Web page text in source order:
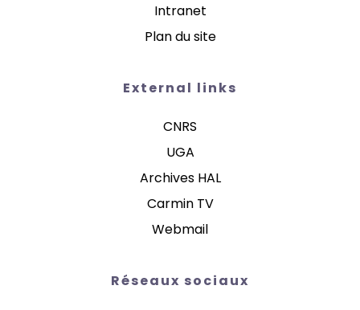
Intranet
Plan du site
External links
CNRS
UGA
Archives HAL
Carmin TV
Webmail
Réseaux sociaux